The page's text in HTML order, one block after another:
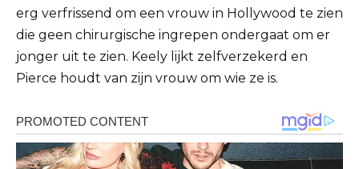
erg verfrissend om een ​​vrouw in Hollywood te zien
die geen chirurgische ingrepen ondergaat om er
jonger uit te zien. Keely lijkt zelfverzekerd en
Pierce houdt van zijn vrouw om wie ze is.